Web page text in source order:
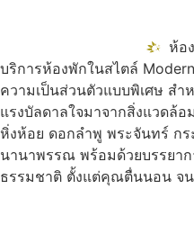
ห้อ
บริการห้องพักในสไตล์
ความเป็นส่วนตัวแบบพิเศษ สำ
แรงบัลดาลใจมาจากสิ่งแวดล้
หิ่งห้อย ดอกลำพู พระจันทร์ กร
นานาพรรณ พร้อมด้วยบรรยา
ธรรมชาติ ตั้งแต่คุณตื่นนอน จ